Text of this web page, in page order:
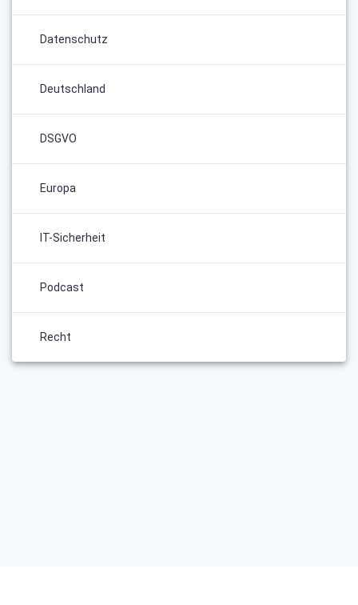
Datenschutz
Deutschland
DSGVO
Europa
IT-Sicherheit
Podcast
Recht